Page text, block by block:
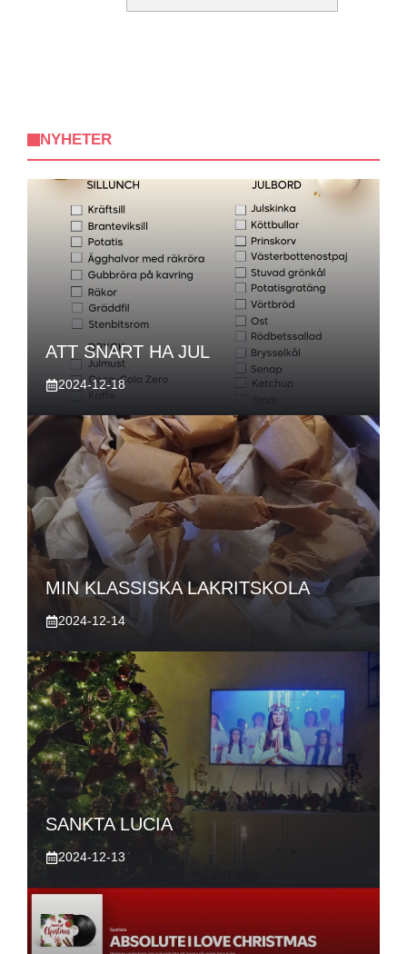
NYHETER
ATT SNART HA JUL
2024-12-18
MIN KLASSISKA LAKRITSKOLA
2024-12-14
SANKTA LUCIA
2024-12-13